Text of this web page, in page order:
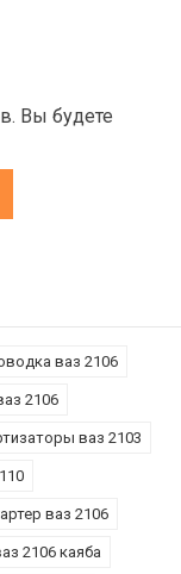
Вы будете
ваз 2106
2106
ваз 2103
ваз 2106
2106 каяба